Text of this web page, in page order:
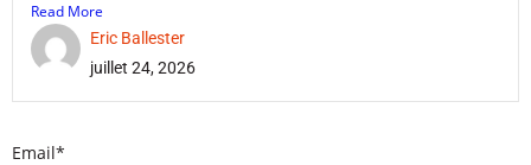
Read More
Eric Ballester
juillet 24, 2026
Email*